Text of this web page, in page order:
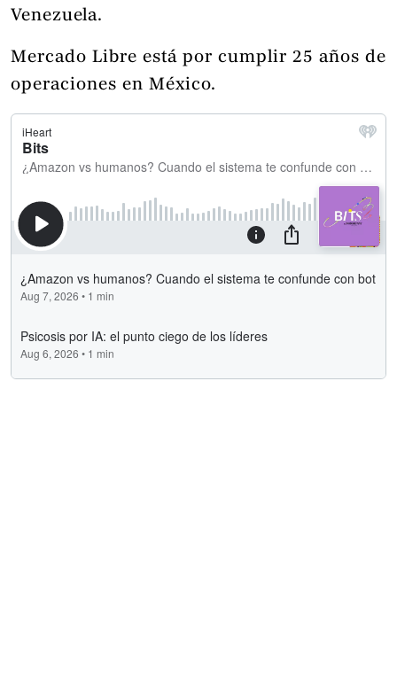
Venezuela.
Mercado Libre está por cumplir 25 años de
operaciones en México.